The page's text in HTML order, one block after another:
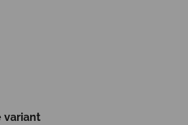
variant